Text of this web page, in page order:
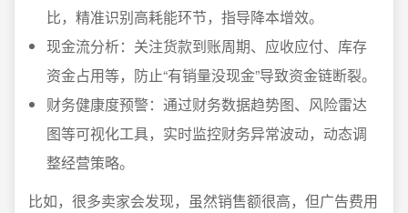
比，精准识别高耗能环节，指导降本增效。
现金流分析：关注货款到账周期、应收应付、库存
资金占用等，防止“有销量没现金”导致资金链断裂。
财务健康度预警：通过财务数据趋势图、风险雷达
图等可视化工具，实时监控财务异常波动，动态调
整经营策略。
比如，很多卖家会发现，虽然销售额很高，但广告费用